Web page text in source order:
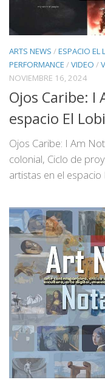
ARTS NEWS /ESPACIO EL
PERFORMANCE /VIDEO /
NOVIEMBRE 16, 2024
Ojos Caribe: I
espacio El Lobi
Ojos Caribe: I Am
colonial, Ciclo de
artistas en el espacio